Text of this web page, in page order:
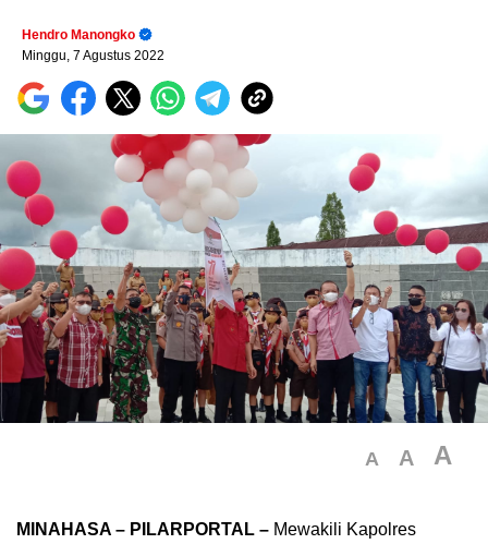
Hendro Manongko
Minggu, 7 Agustus 2022
A A A
MINAHASA – PILARPORTAL – Mewakili Kapolres